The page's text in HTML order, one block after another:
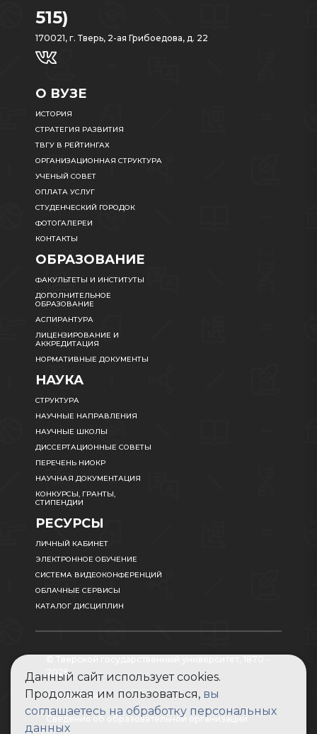
515)
170021, г. Тверь, 2-ая Грибоедова, д. 22
О ВУЗЕ
ИСТОРИЯ
СТРАТЕГИЯ РАЗВИТИЯ
ТВГУ В РЕЙТИНГАХ
ОРГАНИЗАЦИОННАЯ СТРУКТУРА
УЧЕНЫЙ СОВЕТ
ОПЛАТА УСЛУГ
СТУДЕНЧЕСКИЙ ГОРОДОК
ФОТОГАЛЕРЕИ
КОНТАКТЫ
ОБРАЗОВАНИЕ
ФАКУЛЬТЕТЫ И ИНСТИТУТЫ
ДОПОЛНИТЕЛЬНОЕ
ОБРАЗОВАНИЕ
АСПИРАНТУРА
ЛИЦЕНЗИРОВАНИЕ И
АККРЕДИТАЦИЯ
НОРМАТИВНЫЕ ДОКУМЕНТЫ
НАУКА
СТРУКТУРА
НАУЧНЫЕ НАПРАВЛЕНИЯ
НАУЧНЫЕ ШКОЛЫ
ДИССЕРТАЦИОННЫЕ СОВЕТЫ
ПЕРЕЧЕНЬ НИОКР
НАУЧНАЯ ДОКУМЕНТАЦИЯ
КОНКУРСЫ, ГРАНТЫ,
СТИПЕНДИИ
РЕСУРСЫ
ЛИЧНЫЙ КАБИНЕТ
ЭЛЕКТРОННОЕ ОБУЧЕНИЕ
СИСТЕМА ВИДЕОКОНФЕРЕНЦИЙ
ОБЛАЧНЫЕ СЕРВИСЫ
КАТАЛОГ ДИСЦИПЛИН
2026
Карта сайта
Сведения об образовательной организации
Данный сайт использует cookies.
Продолжая им пользоваться, вы
соглашаетесь на обработку персональных
данных